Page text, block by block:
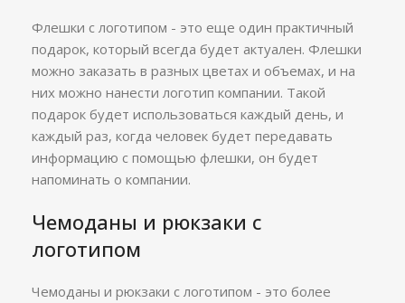
Флешки с логотипом - это еще один практичный
подарок, который всегда будет актуален. Флешки
можно заказать в разных цветах и объемах, и на
них можно нанести логотип компании. Такой
подарок будет использоваться каждый день, и
каждый раз, когда человек будет передавать
информацию с помощью флешки, он будет
напоминать о компании.
Чемоданы и рюкзаки с
логотипом
Чемоданы и рюкзаки с логотипом - это более